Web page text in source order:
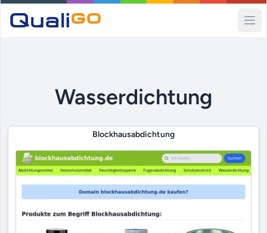
Wasserdichtung
Blockhausabdichtung